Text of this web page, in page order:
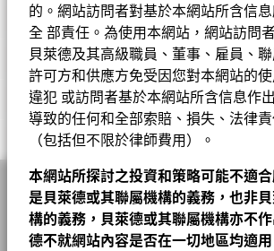
的。網站訪問者對基於本網站所含信
全 部責任。為使用本網站，網站訪問
貝萊德及其高級職員、董事、雇員、聯
許可方和供應方免受因您對本網站的
違犯 或訪問者基於本網站所含信息作
導致的任何和全部索賠、損失、法律
（包括但不限於律師費用）。
本網站所探討之投資和策略可能不適
是貝萊德或其聯屬機構的義務，也非
構的義務，貝萊德或其聯屬機構亦不作
德不就網站內容是否在一切地區均適
Chart
Bar chart with 2 data series.
The chart has 1 X axis displaying categories.
The chart has 1 Y axis displaying Values.
Values
0
10
20
30
40
首次認購費
ISIN
表現費
最低其後投資額
註冊地點
管理公司
BlackRock
交易結算日
彭博代號
市賬率
截至 2026年6月30日
三年標準差
截至 2026年7月31日
市盈率
截至 2026年6月30日
ASML HOLDING NV
UNICREDIT SPA
SAFRAN SA
SIEMENS AG
ASM INTERNATIONAL NV
SIEMENS ENERGY AG
CAIXABANK SA
截至 2026年6月30日
比重（%）
投資分佈 基金
工業
33.96
金融
26.01
資訊科技
22.17
公用事業
4.24
股份類別 貨幣 淨值 變動 變
A2
EUR 57.26 0.34
A2
USD 66.18 0.48
A2 對沖股份
USD 32.82
A2 對沖股份
SGD 40.88 0.24
A2 對沖股份
HKD 221.88 1.35
基金經理
Tom Joy
可持續發展特徵
可持續發展特徵可為投資者提供傳統以外的指
資訊，投資者可以用來評估基金在環境、社會
特徵。 可持續發展特徵並非目前或未來表現
金的潛在風險及回報程度。 資訊僅用於提高
投資者在評估基金時不應單獨或孤立地考慮可
應看作為其中一項參考資訊。
業務參與
露在其中的具體活動。
業務參與指標並不代表基金投資目標的，除非
包括在基金投資目標，否則不會改變基金投資
相關文件
貝萊德歐元市場基金 A2 對沖股